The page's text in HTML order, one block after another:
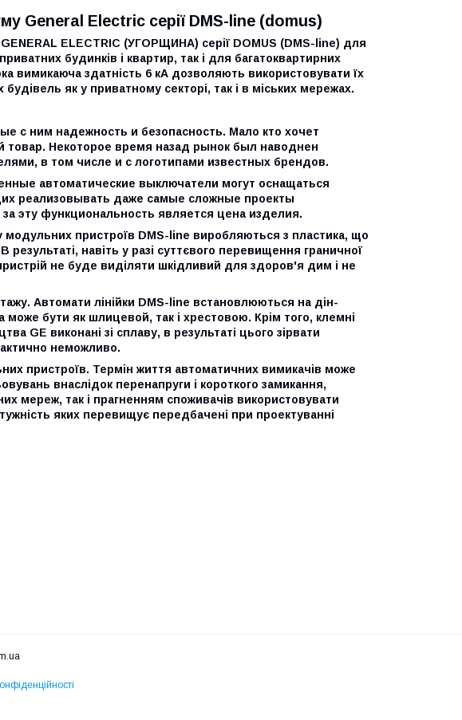
General Electric серії DMS-line (domus)
ELECTRIC (УГОРЩИНА) серії DOMUS (DMS-line) для
будинків і квартир, так і для багатоквартирних
вимикаюча здатність 6 кА дозволяють використовувати їх
як у приватному секторі, так і в міських мережах.
с ним надежность и безопасность. Мало кто хочет
товар. Некоторое время назад рынок был наводнен
в том числе и с логотипами известных брендов.
автоматические выключатели могут оснащаться
реализовывать даже самые сложные проекты
эту функциональность является цена изделия.
пристроїв DMS-line виробляються з пластика, що
результаті, навіть у разі суттєвого перевищення граничної
не буде виділяти шкідливий для здоров'я дим і не
Автомати лінійки DMS-line встановлюються на дін-
бути як шлицевой, так і хрестовою. Крім того, клемні
GE виконані зі сплаву, в результаті цього зірвати
неможливо.
пристроїв. Термін життя автоматичних вимикачів може
внаслідок перенапруги і короткого замикання,
мереж, так і прагненням споживачів використовувати
яких перевищує передбачені при проектуванні